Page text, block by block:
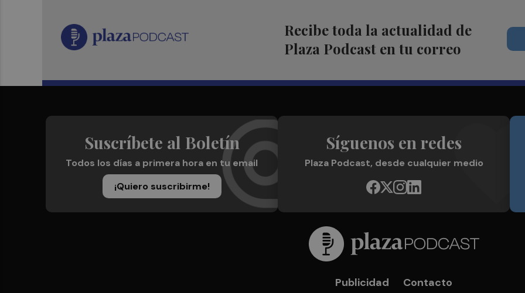
Recibe toda la actualidad de
Plaza Podcast en tu correo
Suscríbete al Boletín
Todos los días a primera hora en tu email
¡Quiero suscribirme!
Síguenos en redes
Plaza Podcast, desde cualquier medio
Publicidad Contacto